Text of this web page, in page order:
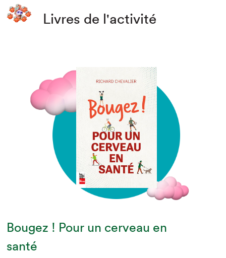
Livres de l'activité
Bougez ! Pour un cerveau en
santé